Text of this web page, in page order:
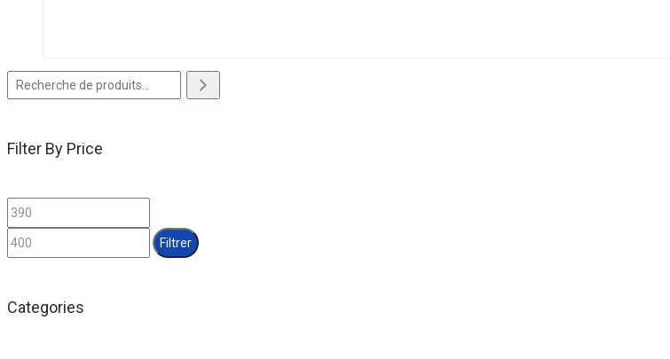
Filter By Price
Prix
min
max
Filtrer
Categories